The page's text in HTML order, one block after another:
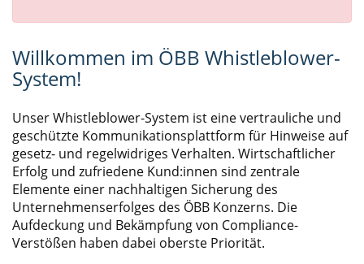
Willkommen im ÖBB Whistleblower-
System!
Unser Whistleblower-System ist eine vertrauliche und
geschützte Kommunikationsplattform für Hinweise auf
gesetz- und regelwidriges Verhalten. Wirtschaftlicher
Erfolg und zufriedene Kund:innen sind zentrale
Elemente einer nachhaltigen Sicherung des
Unternehmenserfolges des ÖBB Konzerns. Die
Aufdeckung und Bekämpfung von Compliance-
Verstößen haben dabei oberste Priorität.